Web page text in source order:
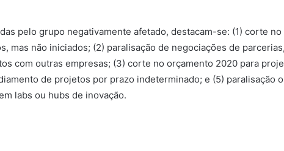
pelo grupo negativamente afetado, destacam-se: (1) corte
mas não iniciados; (2) paralisação de negociações de
com outras empresas; (3) corte no orçamento 2020 para
de projetos por prazo indeterminado; e (5) paralisação
labs ou hubs de inovação.